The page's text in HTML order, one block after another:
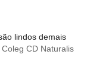
lindos demais
CD Naturalis